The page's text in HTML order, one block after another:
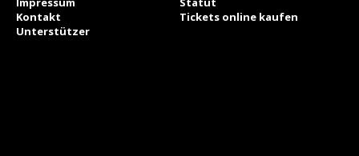
Kontakt
Tickets online kaufen
Unterstützer